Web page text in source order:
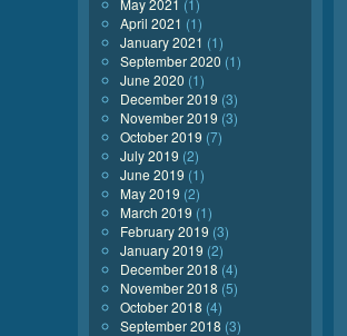
May 2021 (1)
April 2021 (1)
January 2021 (1)
September 2020 (1)
June 2020 (1)
December 2019 (3)
November 2019 (3)
October 2019 (7)
July 2019 (2)
June 2019 (1)
May 2019 (2)
March 2019 (1)
February 2019 (3)
January 2019 (2)
December 2018 (4)
November 2018 (5)
October 2018 (4)
September 2018 (3)